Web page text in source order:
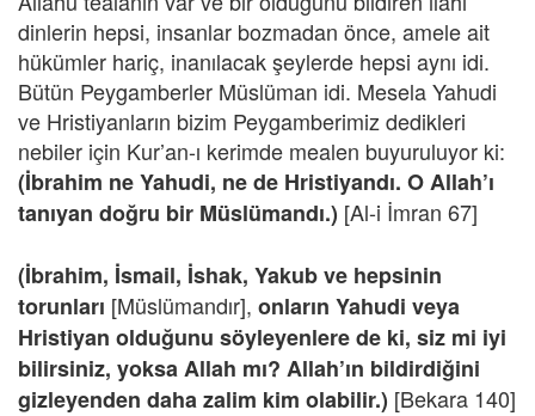
dinlerin hepsi, insanlar bozmadan önce, amele ait
hükümler hariç, inanılacak şeylerde hepsi aynı idi.
Bütün Peygamberler Müslüman idi. Mesela Yahudi
ve Hristiyanların bizim Peygamberimiz dedikleri
nebiler için Kur’an-ı kerimde mealen buyuruluyor ki:
(İbrahim ne Yahudi, ne de Hristiyandı. O Allah’ı
tanıyan doğru bir Müslümandı.) [Al-i İmran 67]
(İbrahim, İsmail, İshak, Yakub ve hepsinin
torunları [Müslümandır], onların Yahudi veya
Hristiyan olduğunu söyleyenlere de ki, siz mi iyi
bilirsiniz, yoksa Allah mı? Allah’ın bildirdiğini
gizleyenden daha zalim kim olabilir.) [Bekara 140]